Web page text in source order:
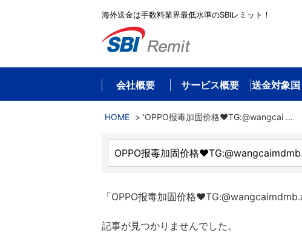
海外送金は手数料業界最低水準のSBIレミット！
会社概要 サービス概要 送金対象
HOME > 'OPPO报毒加固价格❤️TG:@wangcai …
「OPPO报毒加固价格
記事が見つかりませんでした。